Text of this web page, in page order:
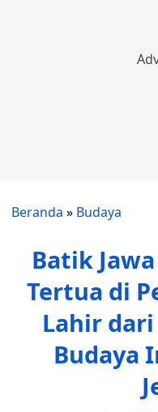
Beranda » Budaya
Batik
Tertua di
Lahir
Budaya